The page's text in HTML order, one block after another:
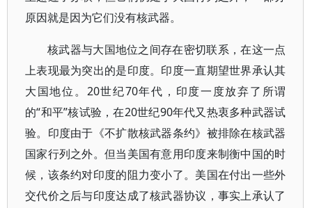
原因就是因为它们没有核武器。
核武器与大国地位之间存在密切联系，在这一点
上表现最为突出的是印度。印度一直期望世界承认其
大国地位。20世纪70年代，印度一度放弃了所谓
的“和平”核试验，在20世纪90年代又热衷多种武器试
验。印度由于《不扩散核武器条约》被排除在核武器
国家行列之外。但当美国有意用印度来制衡中国的时
候，该条约对印度的阻力变小了。美国在付出一些外
交代价之后与印度达成了核武器协议，事实上承认了